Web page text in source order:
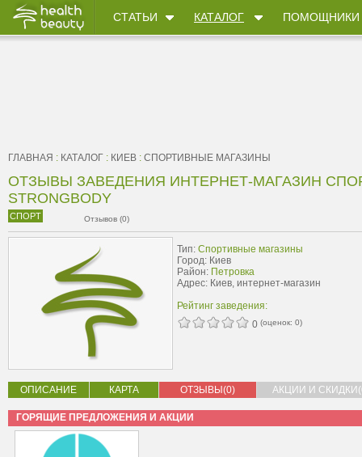
СТАТЬИ КАТАЛОГ ПОМОЩНИКИ
ГЛАВНАЯ : КАТАЛОГ : КИЕВ : CПОРТИВНЫЕ МАГАЗИНЫ
ОТЗЫВЫ ЗАВЕДЕНИЯ ИНТЕРНЕТ-МАГАЗИН
STRONGBODY
СПОРТ Отзывов (0)
Тип: Cпортивные магазины
Город: Киев
Район: Петровка
Адрес: Киев, интернет-магазин
Рейтинг заведения:
0 (оценок: 0)
ОПИСАНИЕ КАРТА ОТЗЫВЫ(0) АКЦИИ И
ГОРЯЩИЕ ПРЕДЛОЖЕНИЯ И АКЦИИ